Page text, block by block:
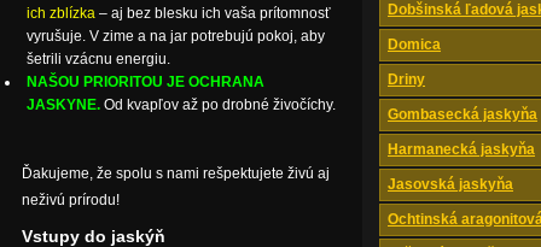
Dobšinská ľadová
Domica
Driny
Gombasecká jaskyňa
Harmanecká jaskyňa
Jasovská jaskyňa
Ochtinská
ich zblízka – aj bez blesku ich vaša prítomnosť
vyrušuje. V zime a na jar potrebujú pokoj, aby
šetrili vzácnu energiu.
NAŠOU PRIORITOU JE OCHRANA
JASKYNE. Od kvapľov až po drobné živočíchy.
Ďakujeme, že spolu s nami rešpektujete živú aj
neživú prírodu!
Vstupy do jaskýň